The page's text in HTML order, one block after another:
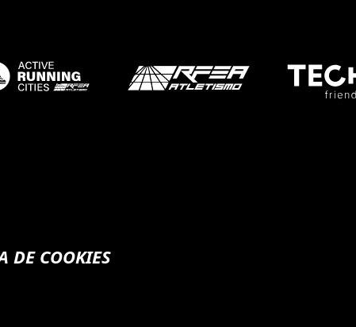
DE COOKIES